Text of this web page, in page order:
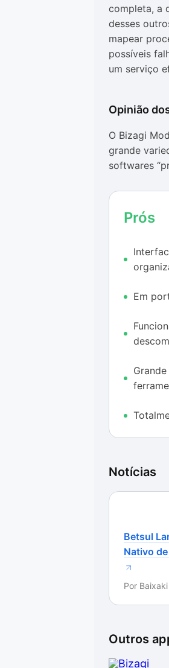
completa, a
desses
mapear
possíveis
um serviço
Opinião
O Bizagi
grande
softwares
Assim, se
fluxos
atividades,
A primeira
referências
que é
Mas não é
recursos
verificação
nosso
com o
Muito
O
testadas
Além
computador.
Prós
Em
Notícias
Betsul
Nativo
Por Baixaki
Outros